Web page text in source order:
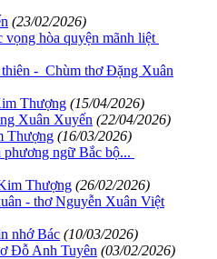
(23/02/2026)
hòa quyện mãnh liệt
- Chùm thơ Đặng Xuân
Thượng (15/04/2026)
Xuân Xuyến (22/04/2026)
Thượng (16/03/2026)
ngữ Bắc bộ...
Thượng (26/02/2026)
- thơ Nguyễn Xuân Việt
nhớ Bác (10/03/2026)
Đỗ Anh Tuyên (03/02/2026)